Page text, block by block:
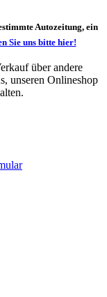
Autozeitung, ein
Sie uns bitte hier!
über andere
unseren Onlineshop